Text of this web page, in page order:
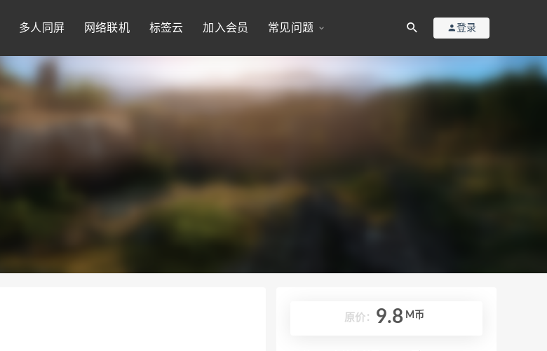
多人同屏 网络联机 标签云 加入会员 常见问题 登录
原价： 9.8 M币